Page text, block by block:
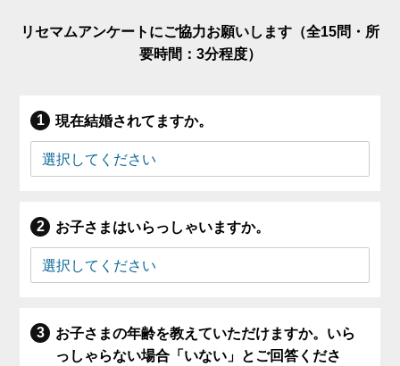
リセマムアンケートにご協力お願いします（全15問・所
要時間：3分程度）
現在結婚されてますか。
お子さまはいらっしゃいますか。
お子さまの年齢を教えていただけますか。いら
っしゃらない場合「いない」とご回答くださ